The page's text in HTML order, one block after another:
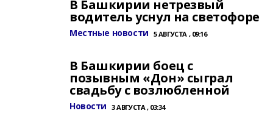
В Башкирии нетрезвый
водитель уснул на светофоре
Местные новости 5 АВГУСТА , 09:16
В Башкирии боец с
позывным «Дон» сыграл
свадьбу с возлюбленной
Новости 3 АВГУСТА , 03:34